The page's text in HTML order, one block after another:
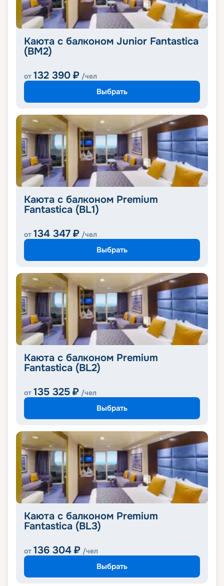
Каюта с балконом Junior Fantastica
(BM2)
от 132 390 ₽ /чел
Выбрать
Каюта с балконом Premium
Fantastica (BL1)
от 134 347 ₽ /чел
Выбрать
Каюта с балконом Premium
Fantastica (BL2)
от 135 325 ₽ /чел
Выбрать
Каюта с балконом Premium
Fantastica (BL3)
от 136 304 ₽ /чел
Выбрать